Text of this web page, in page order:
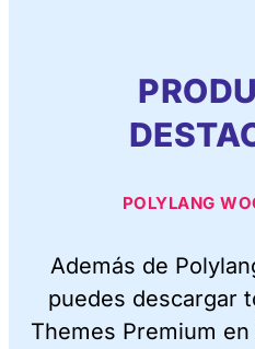
POLYLANG
Además de
puedes descargar
Themes Premium